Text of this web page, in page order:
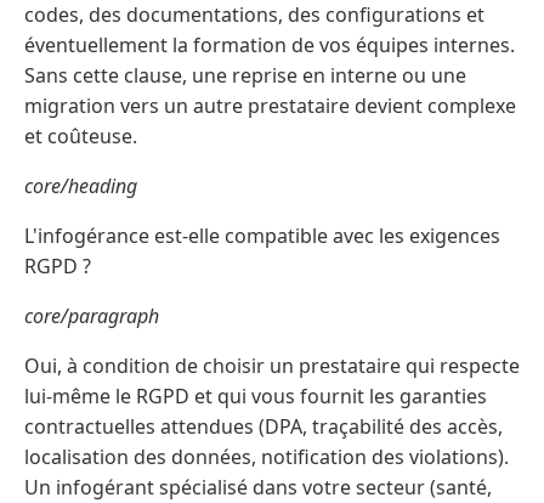
codes, des documentations, des configurations et
éventuellement la formation de vos équipes internes.
Sans cette clause, une reprise en interne ou une
migration vers un autre prestataire devient complexe
et coûteuse.
core/heading
L'infogérance est-elle compatible avec les exigences
RGPD ?
core/paragraph
Oui, à condition de choisir un prestataire qui respecte
lui-même le RGPD et qui vous fournit les garanties
contractuelles attendues (DPA, traçabilité des accès,
localisation des données, notification des violations).
Un infogérant spécialisé dans votre secteur (santé,